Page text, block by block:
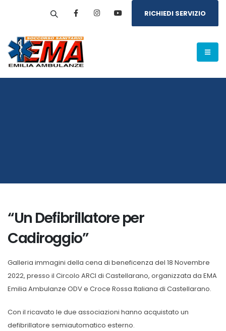
RICHIEDI SERVIZIO
“Un Defibrillatore per
Cadiroggio”
Galleria immagini della cena di beneficenza del 18 Novembre
2022, presso il Circolo ARCI di Castellarano, organizzata da EMA
Emilia Ambulanze ODV e Croce Rossa Italiana di Castellarano.
Con il ricavato le due associazioni hanno acquistato un
defibrillatore semiautomatico esterno.